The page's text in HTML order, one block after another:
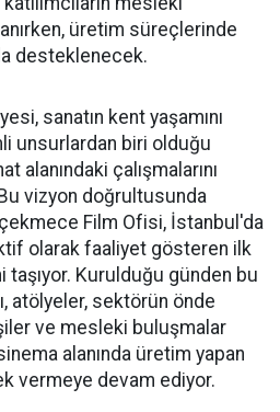
üretim süreçlerinde
desteklenecek.
sanatın kent yaşamını
unsurlardan biri olduğu
alanındaki çalışmalarını
vizyon doğrultusunda
Film Ofisi, İstanbul'da
olarak faaliyet gösteren ilk
Kurulduğu günden bu
atölyeler, sektörün önde
ve mesleki buluşmalar
alanında üretim yapan
vermeye devam ediyor.